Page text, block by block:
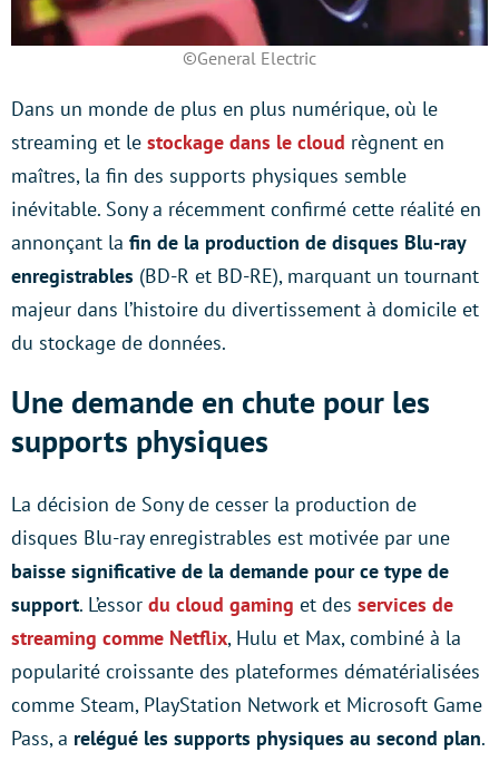
©General Electric
Dans un monde de plus en plus numérique, où le
streaming et le stockage dans le cloud règnent en
maîtres, la fin des supports physiques semble
inévitable. Sony a récemment confirmé cette réalité en
annonçant la fin de la production de disques Blu-ray
enregistrables (BD-R et BD-RE), marquant un tournant
majeur dans l’histoire du divertissement à domicile et
du stockage de données.
Une demande en chute pour les
supports physiques
La décision de Sony de cesser la production de
disques Blu-ray enregistrables est motivée par une
baisse significative de la demande pour ce type de
support. L’essor du cloud gaming et des services de
streaming comme Netflix, Hulu et Max, combiné à la
popularité croissante des plateformes dématérialisées
comme Steam, PlayStation Network et Microsoft Game
Pass, a relégué les supports physiques au second plan.